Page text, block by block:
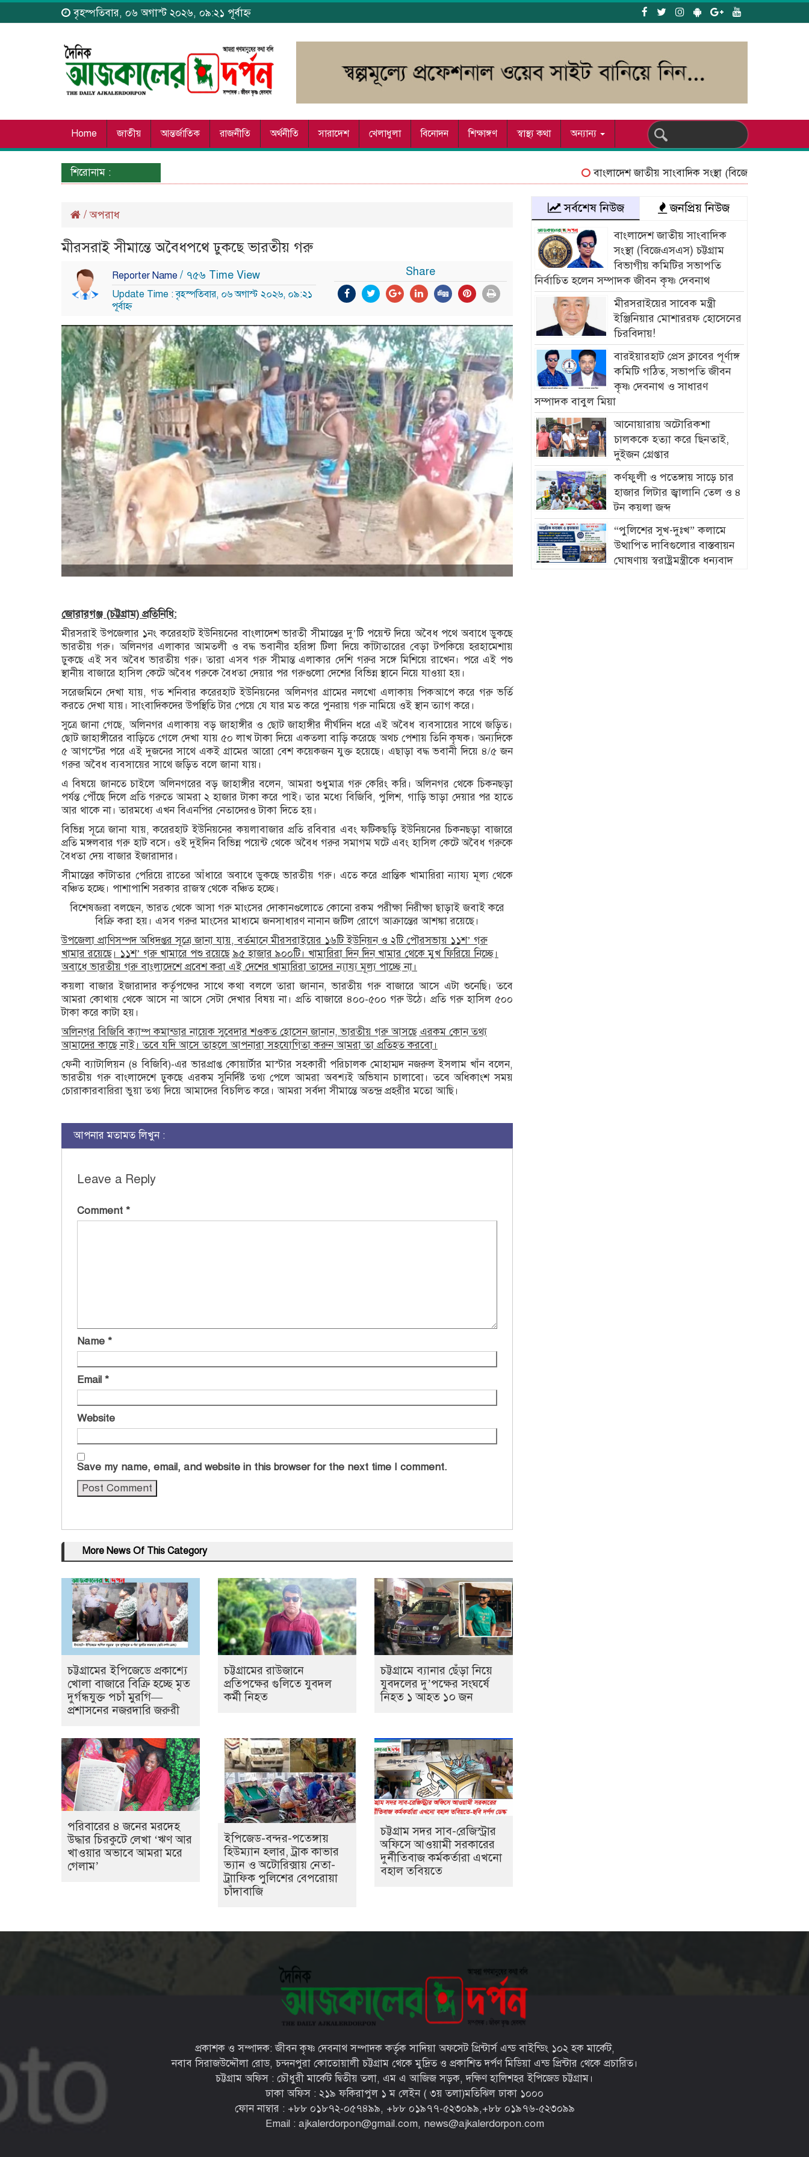
বৃহস্পতিবার, ০৬ অগাস্ট ২০২৬, ০৯:২১ পূর্বাহ্ন
Home জাতীয় আন্তর্জাতিক রাজনীতি অর্থনীতি সারাদেশ খেলাধুলা বিনোদন শিক্ষাঙ্গণ স্বাস্থ্য কথা অন্যান্য
শিরোনাম : বাংলাদেশ জাতীয় সাংবাদিক সংস্থা (বিজেএসএস) চট্টগ্রাম
/অপরাধ
মীরসরাই সীমান্তে অবৈধপথে ঢুকছে ভারতীয় গরু
Reporter Name / ৭৫৬ Time View
Update Time : বৃহস্পতিবার, ০৬ অগাস্ট ২০২৬, ০৯:২১
পূর্বাহ্ন
Share
জোরারগঞ্জ (চট্টগ্রাম) প্রতিনিধি:
মীরসরাই উপজেলার ১নং করেরহাট ইউনিয়নের বাংলাদেশ ভারতী সীমান্তের দু’টি পয়েন্ট দিয়ে অবৈধ পথে অবাধে ডুকছে
ভারতীয় গরু। অলিনগর এলাকার আমতলী ও বদ্ধ ভবানীর হরিঙ্গা টিলা দিয়ে কাঁটাতারের বেড়া টপকিয়ে হরহামেশায়
ঢুকছে এই সব অবৈধ ভারতীয় গরু। তারা এসব গরু সীমান্ত এলাকার দেশি গরুর সঙ্গে মিশিয়ে রাখেন। পরে এই পশু
স্থানীয় বাজারে হাসিল কেটে অবৈধ গরুকে বৈধতা দেয়ার পর গরুগুলো দেশের বিভিন্ন স্থানে নিয়ে যাওয়া হয়।
সরেজমিনে দেখা যায়, গত শনিবার করেরহাট ইউনিয়নের অলিনগর গ্রামের নলখো এলাকায় পিকআপে করে গরু ভর্তি
করতে দেখা যায়। সাংবাদিকদের উপস্থিতি টার পেয়ে যে যার মত করে পুনরায় গরু নামিয়ে ওই স্থান ত্যাগ করে।
সুত্রে জানা গেছে, অলিনগর এলাকায় বড় জাহাঙ্গীর ও ছোট জাহাঙ্গীর দীর্ঘদিন ধরে এই অবৈধ ব্যবসায়ের সাথে জড়িত।
ছোট জাহাঙ্গীরের বাড়িতে গেলে দেখা যায় ৫০ লাখ টাকা দিয়ে একতলা বাড়ি করেছে অথচ পেশায় তিনি কৃষক। অন্যদিকে
৫ আগস্টের পরে এই দুজনের সাথে একই গ্রামের আরো বেশ কয়েকজন যুক্ত হয়েছে। এছাড়া বদ্ধ ভবানী দিয়ে ৪/৫ জন
গরুর অবৈধ ব্যবসায়ের সাথে জড়িত বলে জানা যায়।
এ বিষয়ে জানতে চাইলে অলিনগরের বড় জাহাঙ্গীর বলেন, আমরা শুধুমাত্র গরু কেরিং করি। অলিনগর থেকে চিকনছড়া
পর্যন্ত পৌঁছে দিলে প্রতি গরুতে আমরা ২ হাজার টাকা করে পাই। তার মধ্যে বিজিবি, পুলিশ, গাড়ি ভাড়া দেয়ার পর হাতে
আর থাকে না। তারমধ্যে এখন বিএনপির নেতাদেরও টাকা দিতে হয়।
বিভিন্ন সূত্রে জানা যায়, করেরহাট ইউনিয়নের কয়লাবাজার প্রতি রবিবার এবং ফটিকছড়ি ইউনিয়নের চিকনছড়া বাজারে
প্রতি মঙ্গলবার গরু হাট বসে। ওই দুইদিন বিভিন্ন পয়েন্ট থেকে অবৈধ গরুর সমাগম ঘটে এবং হাসিল কেটে অবৈধ গরুকে
বৈধতা দেয় বাজার ইজারাদার।
সীমান্তের কাঁটাতার পেরিয়ে রাতের আঁধারে অবাধে ডুকছে ভারতীয় গরু। এতে করে প্রান্তিক খামারিরা ন্যায্য মূল্য থেকে
বঞ্চিত হচ্ছে। পাশাপাশি সরকার রাজস্ব থেকে বঞ্চিত হচ্ছে।
বিশেষজ্ঞরা বলছেন, ভারত থেকে আসা গরু মাংসের দোকানগুলোতে কোনো রকম পরীক্ষা নিরীক্ষা ছাড়াই জবাই করে
বিক্রি করা হয়। এসব গরুর মাংসের মাধ্যমে জনসাধারণ নানান জটিল রোগে আক্রান্তের আশঙ্কা রয়েছে।
উপজেলা প্রাণিসম্পদ অধিদপ্তর সূত্রে জানা যায়, বর্তমানে মীরসরাইয়ের ১৬টি ইউনিয়ন ও ২টি পৌরসভায় ১১শ’ গরু
খামার রয়েছে। ১১শ’ গরু খামারে পশু রয়েছে ৯৫ হাজার ৯০০টি। খামারিরা দিন দিন খামার থেকে মুখ ফিরিয়ে নিচ্ছে।
অবাধে ভারতীয় গরু বাংলাদেশে প্রবেশ করা এই দেশের খামারিরা তাদের ন্যায্য মূল্য পাচ্ছে না।
কয়লা বাজার ইজারাদার কর্তৃপক্ষের সাথে কথা বললে তারা জানান, ভারতীয় গরু বাজারে আসে এটা শুনেছি। তবে
আমরা কোথায় থেকে আসে না আসে সেটা দেখার বিষয় না। প্রতি বাজারে ৪০০-৫০০ গরু উঠে। প্রতি গরু হাসিল ৫০০
টাকা করে কাটা হয়।
অলিনগর বিজিবি ক্যাম্প কমান্ডার নায়েক সুবেদার শওকত হোসেন জানান, ভারতীয় গরু আসছে এরকম কোন তথ্য
আমাদের কাছে নাই। তবে যদি আসে তাহলে আপনারা সহযোগিতা করুন আমরা তা প্রতিহত করবো।
ফেনী ব্যাটালিয়ন (৪ বিজিবি)-এর ভারপ্রাপ্ত কোয়ার্টার মাস্টার সহকারী পরিচালক মোহাম্মদ নজরুল ইসলাম খাঁন বলেন,
ভারতীয় গরু বাংলাদেশে ঢুকছে এরকম সুনির্দিষ্ট তথ্য পেলে আমরা অবশ্যই অভিযান চালাবো। তবে অধিকাংশ সময়
চোরাকারবারিরা ভুয়া তথ্য দিয়ে আমাদের বিচলিত করে। আমরা সর্বদা সীমান্তে অতন্দ্র প্রহরীর মতো আছি।
আপনার মতামত লিখুন :
Leave a Reply
Comment *
Name *
Email *
Website
Save my name, email, and website in this browser for the next time I comment.
More News Of This Category
চট্টগ্রামের ইপিজেডে প্রকাশ্যে
খোলা বাজারে বিক্রি হচ্ছে মৃত
দুর্গন্ধযুক্ত পচাঁ মুরগি—
প্রশাসনের নজরদারি জরুরী
চট্টগ্রামের রাউজানে
প্রতিপক্ষের গুলিতে যুবদল
কর্মী নিহত
চট্টগ্রামে ব্যানার ছেঁড়া নিয়ে
যুবদলের দু’পক্ষের সংঘর্ষে
নিহত ১ আহত ১০ জন
পরিবারের ৪ জনের মরদেহ
উদ্ধার চিরকুটে লেখা ‘ঋণ আর
খাওয়ার অভাবে আমরা মরে
গেলাম’
ইপিজেড-বন্দর-পতেঙ্গায়
হিউম্যান হলার, ট্রাক কাভার
ভ্যান ও অটোরিক্সায় নেতা-
ট্রাাফিক পুলিশের বেপরোয়া
চাঁদাবাজি
চট্টগ্রাম সদর সাব-রেজিস্ট্রার
অফিসে আওয়ামী সরকারের
দুর্নীতিবাজ কর্মকর্তারা এখনো
বহাল তবিয়তে
সর্বশেষ নিউজ জনপ্রিয় নিউজ
বাংলাদেশ জাতীয় সাংবাদিক
সংস্থা (বিজেএসএস) চট্টগ্রাম
বিভাগীয় কমিটির সভাপতি
নির্বাচিত হলেন সম্পাদক জীবন কৃষ্ণ দেবনাথ
মীরসরাইয়ের সাবেক মন্ত্রী
ইঞ্জিনিয়ার মোশাররফ হোসেনের
চিরবিদায়!
বারইয়ারহাট প্রেস ক্লাবের পূর্ণাঙ্গ
কমিটি গঠিত, সভাপতি জীবন
কৃষ্ণ দেবনাথ ও সাধারণ
সম্পাদক বাবুল মিয়া
আনোয়ারায় অটোরিকশা
চালককে হত্যা করে ছিনতাই,
দুইজন গ্রেপ্তার
কর্ণফুলী ও পতেঙ্গায় সাড়ে চার
হাজার লিটার জ্বালানি তেল ও ৪
টন কয়লা জব্দ
“পুলিশের সুখ-দুঃখ” কলামে
উত্থাপিত দাবিগুলোর বাস্তবায়ন
ঘোষণায় স্বরাষ্ট্রমন্ত্রীকে ধন্যবাদ
প্রকাশক ও সম্পাদক: জীবন কৃষ্ণ দেবনাথ সম্পাদক কর্তৃক সাদিয়া অফসেট প্রিন্টার্স এন্ড বাইন্ডিং ১০২ হক মার্কেট,
নবাব সিরাজউদ্দৌলা রোড, চন্দনপুরা কোতোয়ালী চট্টগ্রাম থেকে মুদ্রিত ও প্রকাশিত দর্পণ মিডিয়া এন্ড প্রিন্টার থেকে প্রচারিত।
চট্টগ্রাম অফিস : চৌধুরী মার্কেট দ্বিতীয় তলা, এম এ আজিজ সড়ক, দক্ষিণ হালিশহর ইপিজেড চট্টগ্রাম।
ঢাকা অফিস : ২১৯ ফকিরাপুল ১ ম লেইন ( ৩য় তলা)মতিঝিল ঢাকা ১০০০
ফোন নাম্বার : ‪+৮৮ ০১৮৭২-০৫৭৪৯৯‬, ‪+৮৮ ০১৯৭৭-৫২৩০৯৯‬,‪+৮৮ ০১৯৭৬-৫২৩০৯৯‬
Email : ajkalerdorpon@gmail.com, news@ajkalerdorpon.com